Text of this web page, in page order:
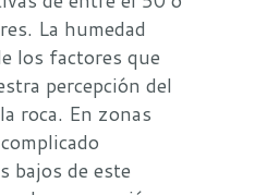
La humedad
los factores que
percepción del
roca. En zonas
bajos de este